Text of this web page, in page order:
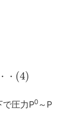
・ ・ (4)
圧力P0～P